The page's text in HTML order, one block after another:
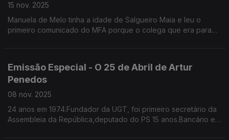
15 nov. 2025
Manuela de Melo tinha a idade de Salgueiro Maia e leu o
primeiro comunicado do MFA porque o colega que era para
vereadora na CMPorto e deputada. Sem cartão.
Emissão Especial - O 25 de Abril de Artur
Penedos
08 nov. 2025
24 anos em 1974.Fundador da UGT, foi primeiro secretário da
Assembleia da República,deputado do PS 15 anos.Bancário em